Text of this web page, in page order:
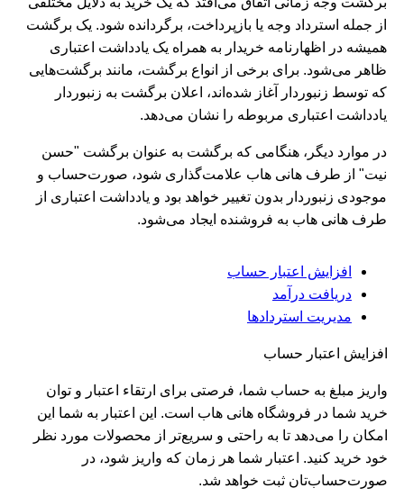
از جمله استرداد وجه یا بازپرداخت، برگردانده شود. یک برگشت
همیشه در اظهارنامه خریدار به همراه یک یادداشت اعتباری
ظاهر می‌شود. برای برخی از انواع برگشت، مانند برگشت‌هایی
که توسط زنبوردار آغاز شده‌اند، اعلان برگشت به زنبوردار
یادداشت اعتباری مربوطه را نشان می‌دهد.
در موارد دیگر، هنگامی که برگشت به عنوان برگشت "حسن
نیت" از طرف هانی هاب علامت‌گذاری شود، صورت‌حساب و
موجودی زنبوردار بدون تغییر خواهد بود و یادداشت اعتباری از
طرف هانی هاب به فروشنده ایجاد می‌شود.
افزایش اعتبار حساب
دریافت درآمد
مدیریت استردادها
افزایش اعتبار حساب
واریز مبلغ به حساب شما، فرصتی برای ارتقاء اعتبار و توان
خرید شما در فروشگاه هانی هاب است. این اعتبار به شما این
امکان را می‌دهد تا به راحتی و سریع‌تر از محصولات مورد نظر
خود خرید کنید. اعتبار شما هر زمان که واریز شود، در
صورت‌حساب‌تان ثبت خواهد شد.